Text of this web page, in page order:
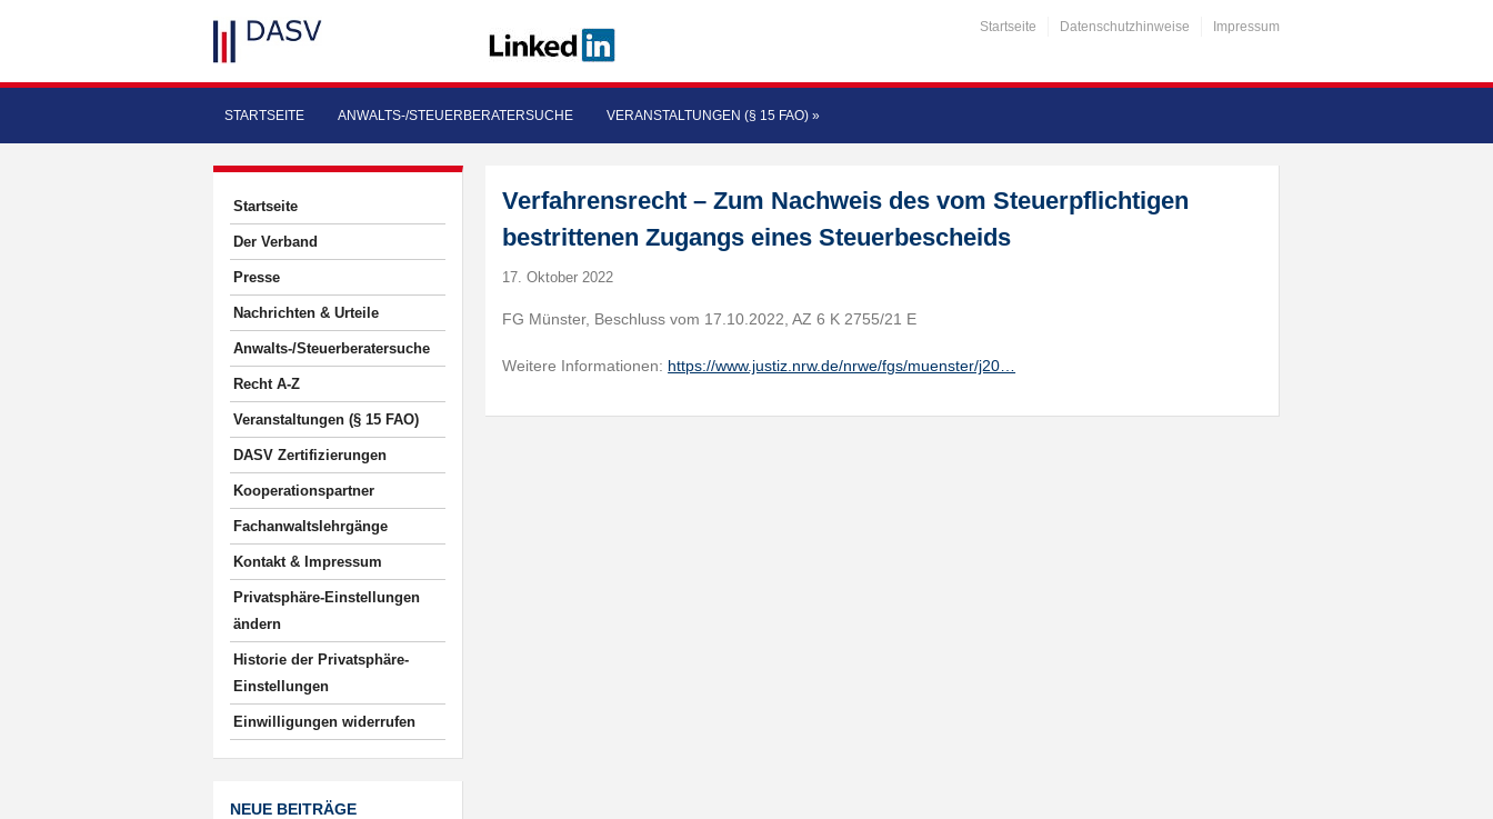
Startseite Datenschutzhinweise Impressum
STARTSEITE ANWALTS-/STEUERBERATERSUCHE VERANSTALTUNGEN (§ 15 FAO) »
Startseite
Der Verband
Presse
Nachrichten & Urteile
Anwalts-/Steuerberatersuche
Recht A-Z
Veranstaltungen (§ 15 FAO)
DASV Zertifizierungen
Kooperationspartner
Fachanwaltslehrgänge
Kontakt & Impressum
Privatsphäre-Einstellungen
ändern
Historie der Privatsphäre-
Einstellungen
Einwilligungen widerrufen
NEUE BEITRÄGE
Verfahrensrecht – Zum Nachweis des vom Steuerpflichtigen
bestrittenen Zugangs eines Steuerbescheids
17. Oktober 2022
FG Münster, Beschluss vom 17.10.2022, AZ 6 K 2755/21 E
Weitere Informationen: https://www.justiz.nrw.de/nrwe/fgs/muenster/j20…